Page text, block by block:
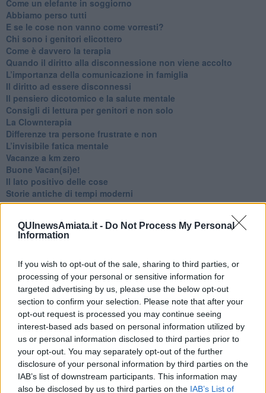
QUInewsAmiata.it - Do Not Process My Personal
Information
If you wish to opt-out of the sale, sharing to third parties, or
processing of your personal or sensitive information for
targeted advertising by us, please use the below opt-out
section to confirm your selection. Please note that after your
opt-out request is processed you may continue seeing
interest-based ads based on personal information utilized by
us or personal information disclosed to third parties prior to
your opt-out. You may separately opt-out of the further
disclosure of your personal information by third parties on the
IAB’s list of downstream participants. This information may
also be disclosed by us to third parties on the IAB’s List of
​Come un elefante in soggiorno
​Abbiamo perso tutti
E se le cose non vanno come vorresti?
​Chi sono i genitori elicottero
Come è davvero la terapia
Quando il diritto alla disconnessione non viene accolto
​L’importanza della comunicazione in famiglia
​Il diritto ad essere disconnessi
​Il pensiero dicotomico e la salute mentale
​Consigli di lettura per genitori e non solo
​La Clownterapia
​Differenze tra persone frustrate e non
L’invisibile fatica mentale
Vacanze a km zero
​Buone Vacan(si)e!
​Il lato positivo delle cose
​Storie antiche di tempi moderni
​Quello che alle mamme non dicono
Homo imbecillis
​4 anni di Blog
​Il passato, questo conosciuto!
​Clima ballerino e sbalzi d’umore
La maternità
​L’uomo o l’orso?
Non hanno un amico a teatro​
​Tutta una questione di rispetto
​Cose che ci esauriscono
​Vespa che passione!
​Lasciate ai vostri figli il diritto di piangere
​Parole d’amore regalate al vento
​Essere genitori di un adolescente